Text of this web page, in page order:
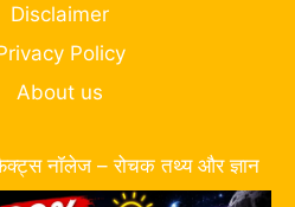
Disclaimer
Policy
About us
नॉलेज – रोचक तथ्य और ज्ञान